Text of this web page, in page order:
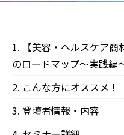
【美容・ヘルスケア
のロードマップ～実践編
こんな方にオススメ！
登壇者情報・内容